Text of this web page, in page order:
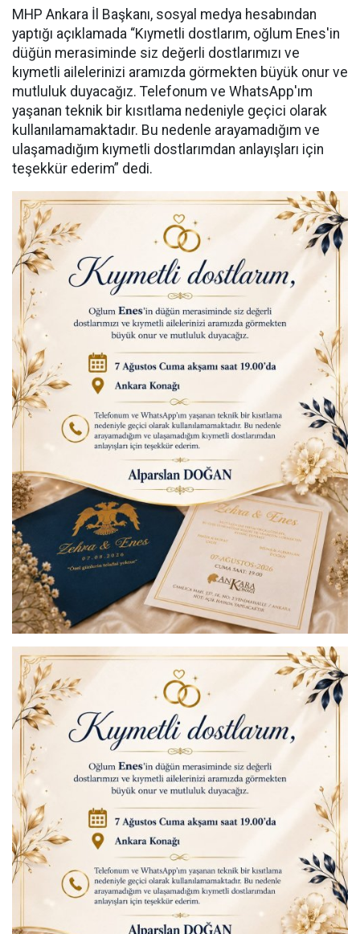
MHP Ankara İl Başkanı, sosyal medya hesabından
yaptığı açıklamada “Kıymetli dostlarım, oğlum Enes'in
düğün merasiminde siz değerli dostlarımızı ve
kıymetli ailelerinizi aramızda görmekten büyük onur ve
mutluluk duyacağız. Telefonum ve WhatsApp'ım
yaşanan teknik bir kısıtlama nedeniyle geçici olarak
kullanılamamaktadır. Bu nedenle arayamadığım ve
ulaşamadığım kıymetli dostlarımdan anlayışları için
teşekkür ederim” dedi.